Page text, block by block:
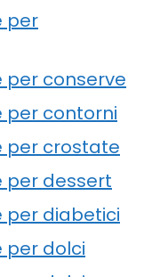
per
per conserve
per contorni
per crostate
per dessert
per diabetici
per dolci